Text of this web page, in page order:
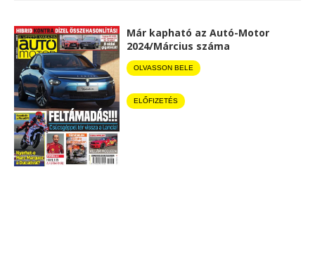
Már kapható az Autó-Motor
2024/Március száma
OLVASSON BELE
ELŐFIZETÉS